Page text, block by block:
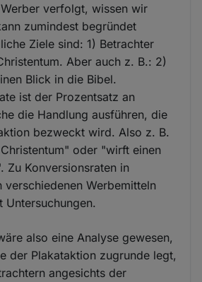
verfolgt, wissen wir
zumindest begründet
Ziele sind: 1) Betrachter
Aber auch z. B.: 2)
Blick in die Bibel.
ist der Prozentsatz an
die Handlung ausführen, die
bezweckt wird. Also z. B.
oder "wirft einen
Zu Konversionsraten in
verschiedenen Werbemitteln
Untersuchungen.
also eine Analyse gewesen,
der Plakataktion zugrunde legt,
angesichts der